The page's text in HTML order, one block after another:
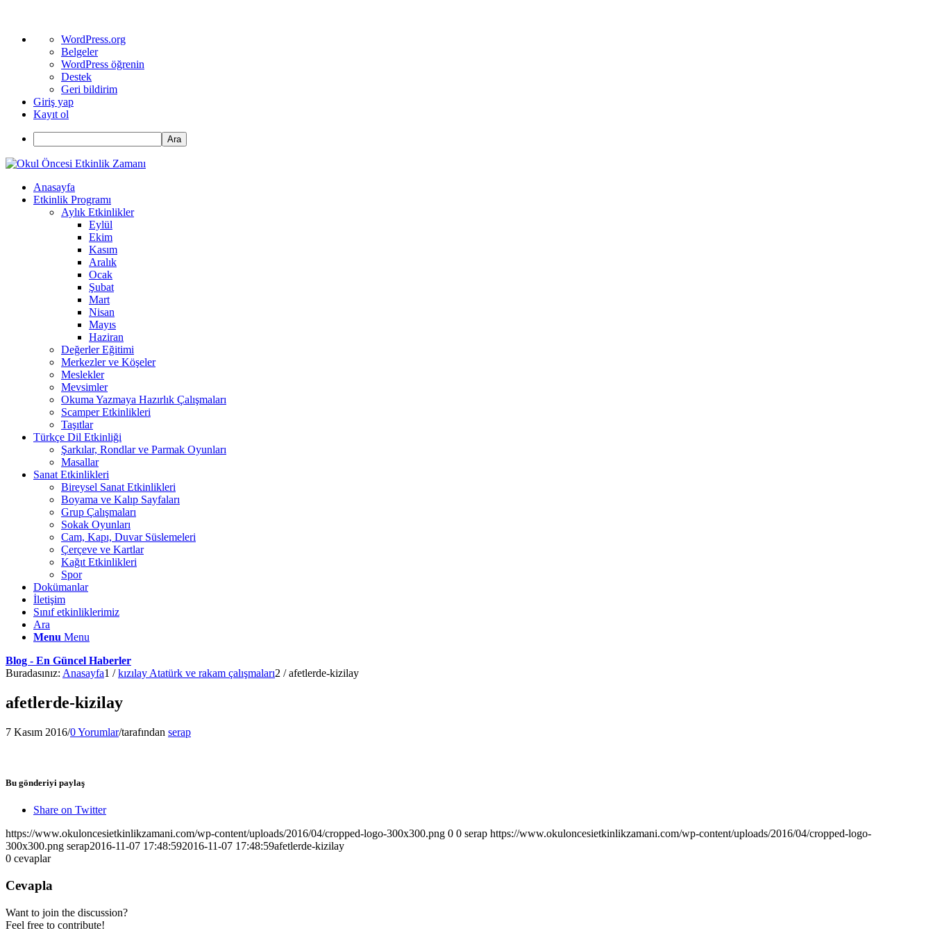
WordPress
hakkında
WordPress.org
Belgeler
WordPress öğrenin
Destek
Geri bildirim
Giriş yap
Kayıt ol
Ara
Anasayfa
Etkinlik Programı
Aylık Etkinlikler
Eylül
Ekim
Kasım
Aralık
Ocak
Şubat
Mart
Nisan
Mayıs
Haziran
Değerler Eğitimi
Merkezler ve Köşeler
Meslekler
Mevsimler
Okuma Yazmaya Hazırlık Çalışmaları
Scamper Etkinlikleri
Taşıtlar
Türkçe Dil Etkinliği
Şarkılar, Rondlar ve Parmak Oyunları
Masallar
Sanat Etkinlikleri
Bireysel Sanat Etkinlikleri
Boyama ve Kalıp Sayfaları
Grup Çalışmaları
Sokak Oyunları
Cam, Kapı, Duvar Süslemeleri
Çerçeve ve Kartlar
Kağıt Etkinlikleri
Spor
Dokümanlar
İletişim
Sınıf etkinliklerimiz
Ara
Menu Menu
Blog - En Güncel Haberler
Buradasınız: Anasayfa1 / kızılay Atatürk ve rakam çalışmaları2 / afetlerde-kizilay
afetlerde-kizilay
7 Kasım 2016/0 Yorumlar/tarafından serap
Bu gönderiyi paylaş
Share on Twitter
https://www.okuloncesietkinlikzamani.com/wp-content/uploads/2016/04/cropped-logo-300x300.png 0 0 serap https://www.okuloncesietkinlikzamani.com/wp-content/uploads/2016/04/cropped-logo-
300x300.png serap2016-11-07 17:48:592016-11-07 17:48:59afetlerde-kizilay
0 cevaplar
Cevapla
Want to join the discussion?
Feel free to contribute!